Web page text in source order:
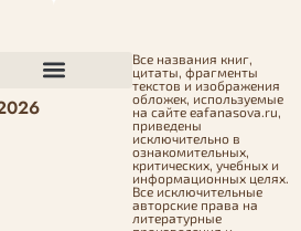
Все названия книг,
цитаты, фрагменты
текстов и изображения
обложек, используемые
на сайте eafanasova.ru,
приведены
исключительно в
ознакомительных,
критических, учебных и
информационных целях.
Все исключительные
авторские права на
литературные